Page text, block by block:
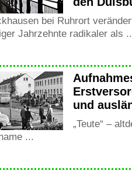
bei Ruhrort
Jahrzehnte radikaler als
und
„Teute“ –
...